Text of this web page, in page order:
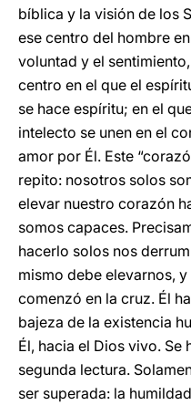
bíblica y la visión de los
ese centro del hombre
voluntad y el
centro en el que el
se hace espíritu; en el
intelecto se unen en el
amor por Él. Este
repito: nosotros solos
elevar nuestro corazón
somos capaces.
hacerlo solos nos
mismo debe elevarnos,
comenzó en la cruz. Él
bajeza de la existencia
Él, hacia el Dios vivo. Se
segunda lectura.
ser superada: la